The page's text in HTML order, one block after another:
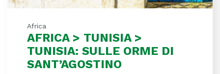
Africa
AFRICA > TUNISIA >
TUNISIA: SULLE ORME DI
SANT’AGOSTINO